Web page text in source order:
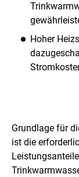
Hoher
Grundlage für
ist die